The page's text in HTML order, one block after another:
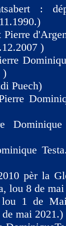
:
Pierre
)
)
Puech)
pèr la
lou 8 de
lou 1 de
mai 2021.)